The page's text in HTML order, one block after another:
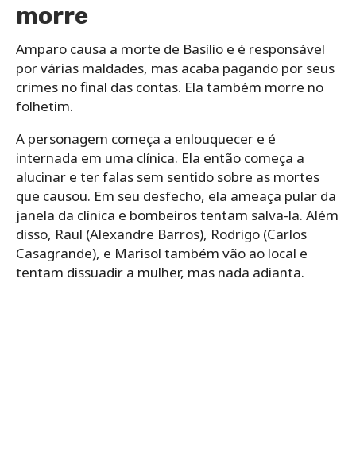
morre
Amparo causa a morte de Basílio e é responsável
por várias maldades, mas acaba pagando por seus
crimes no final das contas. Ela também morre no
folhetim.
A personagem começa a enlouquecer e é
internada em uma clínica. Ela então começa a
alucinar e ter falas sem sentido sobre as mortes
que causou. Em seu desfecho, ela ameaça pular da
janela da clínica e bombeiros tentam salva-la. Além
disso, Raul (Alexandre Barros), Rodrigo (Carlos
Casagrande), e Marisol também vão ao local e
tentam dissuadir a mulher, mas nada adianta.